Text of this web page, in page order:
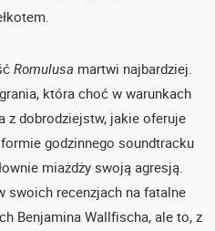
Romulusa martwi najbardziej.
która choć w warunkach
z dobrodziejstw, jakie oferuje
godzinnego soundtracku
miażdży swoją agresją.
swoich recenzjach na fatalne
Benjamina Wallfischa, ale to, z